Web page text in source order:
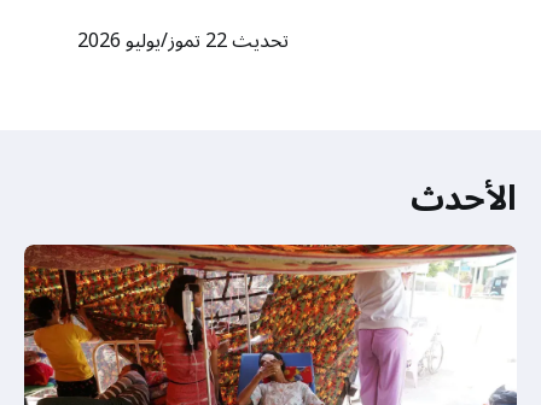
تحديث 22 تموز/يوليو 2026
الأحدث